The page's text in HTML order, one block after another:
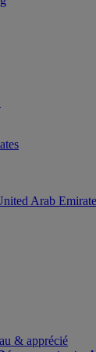
Arab
& apprécié